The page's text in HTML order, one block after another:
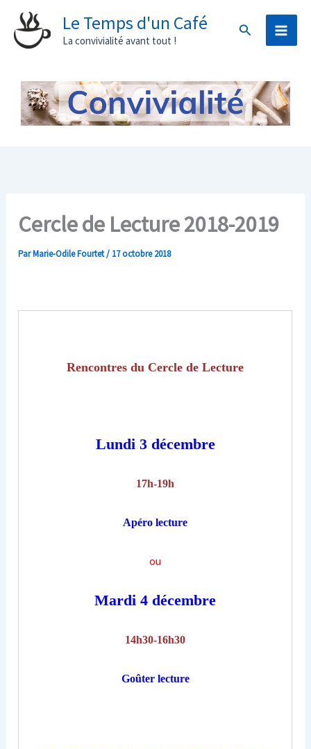
Aller
contenu
Le Temps d'un Café
La convivialité avant tout !
Rechercher
Cercle de Lecture 2018-2019
ParMarie-Odile Fourtet/ 17 octobre 2018
Rencontres du Cercle de Lecture
Lundi 3 décembre
17h-19h
Apéro lecture
ou
Mardi 4 décembre
14h30-16h30
Goûter lecture